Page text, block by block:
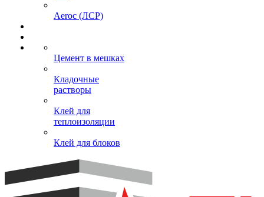
Aeroc (ЛСР)
Цемент в мешках
Кладочные
растворы
Клей для
теплоизоляции
Клей для блоков